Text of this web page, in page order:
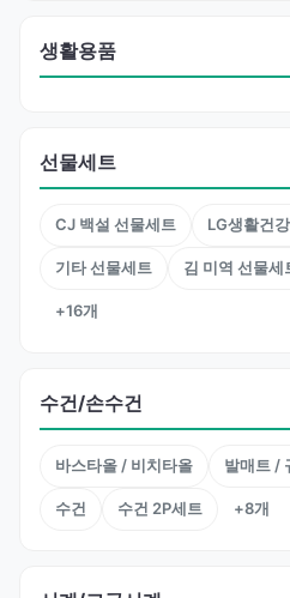
생활용품
선물세트
CJ 백설 선물세트 LG생활건
기타 선물세트 김 미역 선물세
+16개
수건/손수건
바스타올 / 비치타올 발매트 /
수건 수건 2P세트 +8개